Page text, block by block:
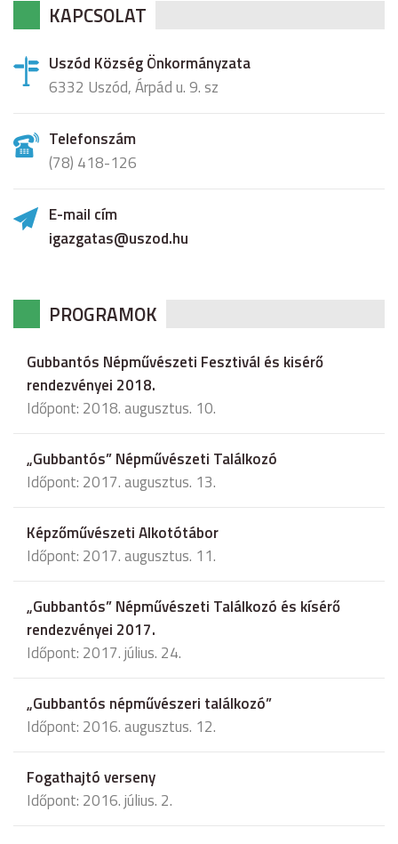
KAPCSOLAT
Uszód Község Önkormányzata
6332 Uszód, Árpád u. 9. sz
Telefonszám
(78) 418-126
E-mail cím
igazgatas@uszod.hu
PROGRAMOK
Gubbantós Népművészeti Fesztivál és kisérő
rendezvényei 2018.
Időpont: 2018. augusztus. 10.
„Gubbantós” Népművészeti Találkozó
Időpont: 2017. augusztus. 13.
Képzőművészeti Alkotótábor
Időpont: 2017. augusztus. 11.
„Gubbantós” Népművészeti Találkozó és kísérő
rendezvényei 2017.
Időpont: 2017. július. 24.
„Gubbantós népművészeri találkozó”
Időpont: 2016. augusztus. 12.
Fogathajtó verseny
Időpont: 2016. július. 2.